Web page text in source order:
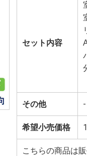
セット内容
その他 -
希望小売価格
こちらの商品は